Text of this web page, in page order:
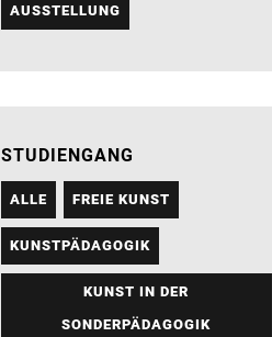
AUSSTELLUNG
STUDIENGANG
ALLE FREIE KUNST
KUNSTPÄDAGOGIK
KUNST IN DER
SONDERPÄDAGOGIK